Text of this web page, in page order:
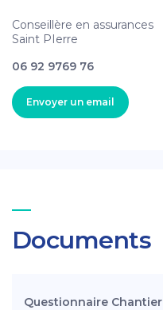
Conseillère en assurances
Saint PIerre
06 92 9769 76
Envoyer un email
Documents
Questionnaire Chantier